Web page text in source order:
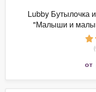
Lubby Бутылочка
"Малыши и
от